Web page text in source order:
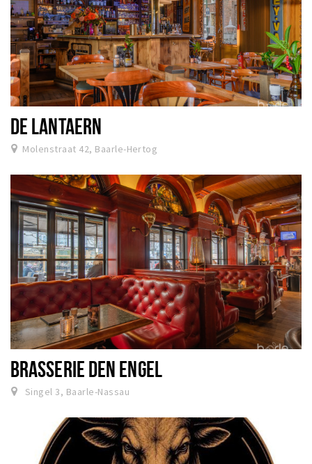
DE LANTAERN
Molenstraat 42, Baarle-Hertog
BRASSERIE DEN ENGEL
Singel 3, Baarle-Nassau